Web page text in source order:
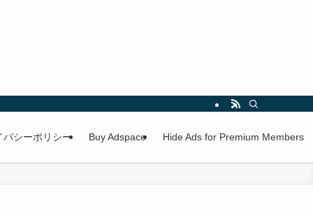
バシーポリシー Buy Adspace Hide Ads for Premium Members